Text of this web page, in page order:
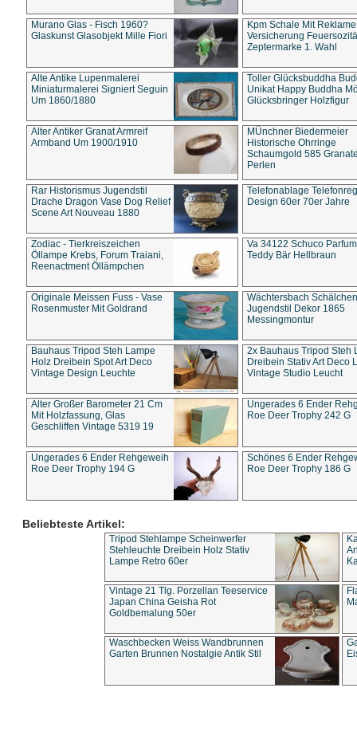
Murano Glas - Fisch 1960?
Glaskunst Glasobjekt Mille Fiori
Kpm Schale Mit Reklame
Versicherung
Zeptermarke 1. Wahl
Alte Antike Lupenmalerei
Miniaturmalerei Signiert Seguin
Um 1860/1880
Toller Glücksbuddha
Unikat Happy Buddha
Glücksbringer Holzfigur
Alter Antiker Granat Armreif
Armband Um 1900/1910
MÜnchner Biedermeier
Historische Ohrringe
Schaumgold 585
Perlen
Rar Historismus Jugendstil
Drache Dragon Vase Dog Relief
Scene Art Nouveau 1880
Telefonablage
Design 60er 70er Jahre
Zodiac - Tierkreiszeichen
Öllampe Krebs, Forum Traiani,
Reenactment Öllämpchen
Va 34122 Schuco
Teddy Bär Hellbraun
Originale Meissen Fuss - Vase
Rosenmuster Mit Goldrand
Wächtersbach Schälchen
Jugendstil Dekor 1865
Messingmontur
Bauhaus Tripod Steh Lampe
Holz Dreibein Spot Art Deco
Vintage Design Leuchte
2x Bauhaus Tripod Steh
Dreibein Stativ Art Deco
Vintage Studio Leucht
Alter Großer Barometer 21 Cm
Mit Holzfassung, Glas
Geschliffen Vintage 5319 19
Ungerades 6 Ender
Roe Deer Trophy 242 G
Ungerades 6 Ender Rehgeweih
Roe Deer Trophy 194 G
Schönes 6 Ender
Roe Deer Trophy 186 G
Beliebteste Artikel:
Tripod Stehlampe Scheinwerfer
Stehleuchte Dreibein Holz Stativ
Lampe Retro 60er
Vintage 21 Tlg. Porzellan Teeservice
Japan China Geisha Rot
Goldbemalung 50er
Waschbecken Weiss Wandbrunnen
Garten Brunnen Nostalgie Antik Stil